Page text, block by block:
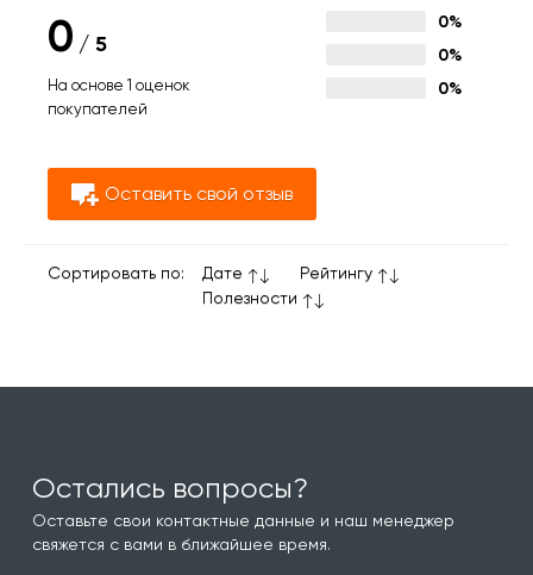
0 / 5
На основе 1 оценок
покупателей
0%
0%
0%
Оставить свой отзыв
Сортировать по: Дате
Рейтингу
Полезности
Остались вопросы?
Оставьте свои контактные данные и наш менеджер
свяжется с вами в ближайшее время.